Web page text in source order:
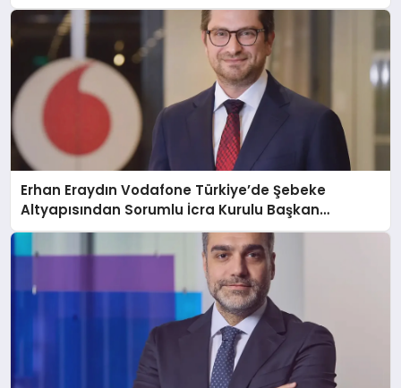
Erhan Eraydın Vodafone Türkiye’de Şebeke
Altyapısından Sorumlu İcra Kurulu Başkan
Yardımcısı oldu